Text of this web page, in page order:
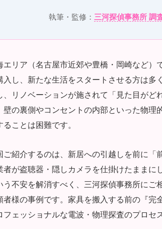
執筆・監修： 三河探偵事務所 調
エリア（名古屋市近郊や豊橋・岡崎など）
入し、新たな生活をスタートさせる方は多
、リノベーションが施されて「見た目がど
壁の裏側やコンセントの内部といった物理
ることは困難です。
ご紹介するのは、新居への引越しを前に「
者が盗聴器・隠しカメラを仕掛けたままに
う不安を解消すべく、三河探偵事務所にご
者様の事例です。家具を搬入する前の『完
フェッショナルな電波・物理探査のプロセ